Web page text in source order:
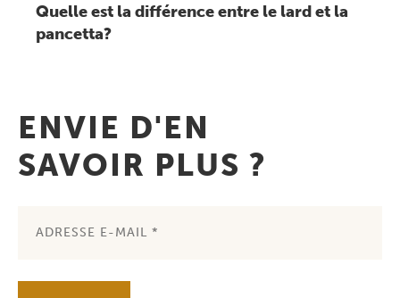
Quelle est la différence entre le lard et la
pancetta?
ENVIE D'EN
SAVOIR PLUS ?